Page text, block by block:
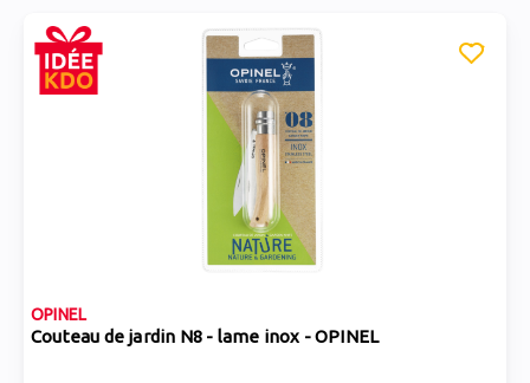
OPINEL
Couteau de jardin N8 - lame inox - OPINEL